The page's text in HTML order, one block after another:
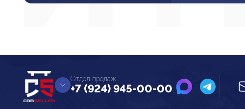
Отдел продаж
+7 (924) 945-00-00